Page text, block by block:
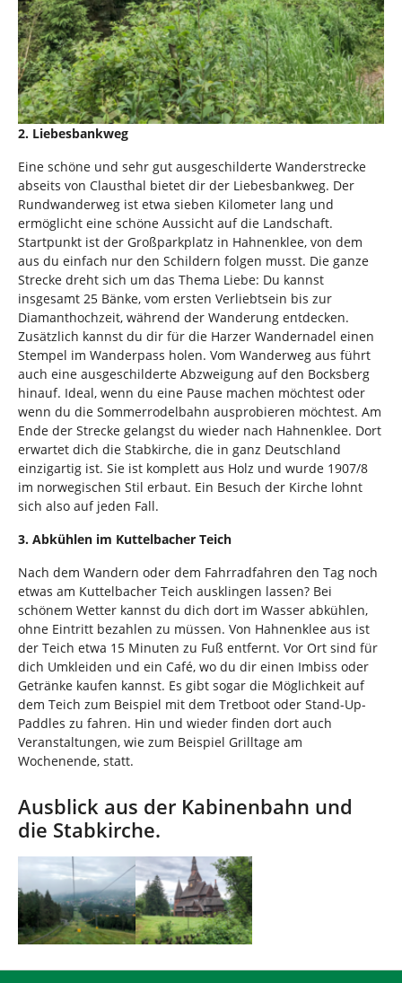
2. Liebesbankweg
Eine schöne und sehr gut ausgeschilderte Wanderstrecke
abseits von Clausthal bietet dir der Liebesbankweg. Der
Rundwanderweg ist etwa sieben Kilometer lang und
ermöglicht eine schöne Aussicht auf die Landschaft.
Startpunkt ist der Großparkplatz in Hahnenklee, von dem
aus du einfach nur den Schildern folgen musst. Die ganze
Strecke dreht sich um das Thema Liebe: Du kannst
insgesamt 25 Bänke, vom ersten Verliebtsein bis zur
Diamanthochzeit, während der Wanderung entdecken.
Zusätzlich kannst du dir für die Harzer Wandernadel einen
Stempel im Wanderpass holen. Vom Wanderweg aus führt
auch eine ausgeschilderte Abzweigung auf den Bocksberg
hinauf. Ideal, wenn du eine Pause machen möchtest oder
wenn du die Sommerrodelbahn ausprobieren möchtest. Am
Ende der Strecke gelangst du wieder nach Hahnenklee. Dort
erwartet dich die Stabkirche, die in ganz Deutschland
einzigartig ist. Sie ist komplett aus Holz und wurde 1907/8
im norwegischen Stil erbaut. Ein Besuch der Kirche lohnt
sich also auf jeden Fall.
3. Abkühlen im Kuttelbacher Teich
Nach dem Wandern oder dem Fahrradfahren den Tag noch
etwas am Kuttelbacher Teich ausklingen lassen? Bei
schönem Wetter kannst du dich dort im Wasser abkühlen,
ohne Eintritt bezahlen zu müssen. Von Hahnenklee aus ist
der Teich etwa 15 Minuten zu Fuß entfernt. Vor Ort sind für
dich Umkleiden und ein Café, wo du dir einen Imbiss oder
Getränke kaufen kannst. Es gibt sogar die Möglichkeit auf
dem Teich zum Beispiel mit dem Tretboot oder Stand-Up-
Paddles zu fahren. Hin und wieder finden dort auch
Veranstaltungen, wie zum Beispiel Grilltage am
Wochenende, statt.
Ausblick aus der Kabinenbahn und
die Stabkirche.